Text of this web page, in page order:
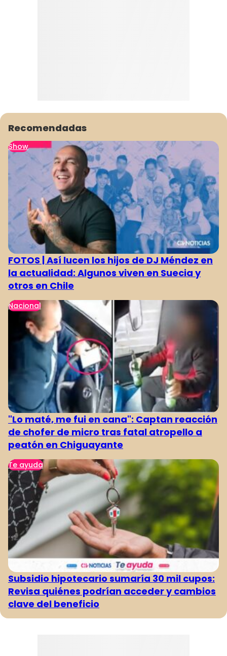
Recomendadas
Show
FOTOS | Así lucen los hijos de DJ Méndez en
la actualidad: Algunos viven en Suecia y
otros en Chile
Nacional
"Lo maté, me fui en cana": Captan reacción
de chofer de micro tras fatal atropello a
peatón en Chiguayante
Te ayuda
Subsidio hipotecario sumaría 30 mil cupos:
Revisa quiénes podrían acceder y cambios
clave del beneficio